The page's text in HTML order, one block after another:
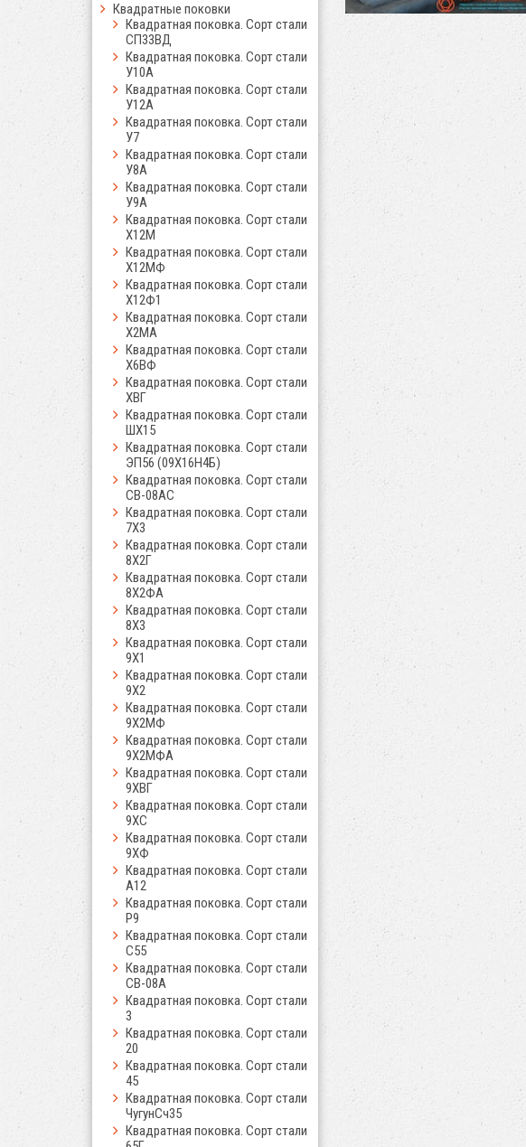
Квадратные поковки
Квадратная поковка. Сорт стали
СП33ВД
Квадратная поковка. Сорт стали
У10А
Квадратная поковка. Сорт стали
У12А
Квадратная поковка. Сорт стали
У7
Квадратная поковка. Сорт стали
У8А
Квадратная поковка. Сорт стали
У9А
Квадратная поковка. Сорт стали
Х12М
Квадратная поковка. Сорт стали
Х12МФ
Квадратная поковка. Сорт стали
Х12Ф1
Квадратная поковка. Сорт стали
Х2МА
Квадратная поковка. Сорт стали
Х6ВФ
Квадратная поковка. Сорт стали
ХВГ
Квадратная поковка. Сорт стали
ШХ15
Квадратная поковка. Сорт стали
ЭП56 (09Х16Н4Б)
Квадратная поковка. Сорт стали
СВ-08АС
Квадратная поковка. Сорт стали
7Х3
Квадратная поковка. Сорт стали
8Х2Г
Квадратная поковка. Сорт стали
8Х2ФА
Квадратная поковка. Сорт стали
8Х3
Квадратная поковка. Сорт стали
9Х1
Квадратная поковка. Сорт стали
9Х2
Квадратная поковка. Сорт стали
9Х2МФ
Квадратная поковка. Сорт стали
9Х2МФА
Квадратная поковка. Сорт стали
9ХВГ
Квадратная поковка. Сорт стали
9ХС
Квадратная поковка. Сорт стали
9ХФ
Квадратная поковка. Сорт стали
А12
Квадратная поковка. Сорт стали
Р9
Квадратная поковка. Сорт стали
С55
Квадратная поковка. Сорт стали
СВ-08А
Квадратная поковка. Сорт стали
3
Квадратная поковка. Сорт стали
20
Квадратная поковка. Сорт стали
45
Квадратная поковка. Сорт стали
ЧугунСч35
Квадратная поковка. Сорт стали